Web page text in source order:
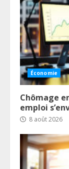
Économie
Chômage
emploi
8 août 2026